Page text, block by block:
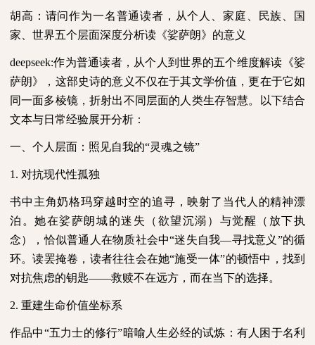
胡高：请问作为一名普通读者，从个人、家庭、民族、国
家、世界五个层面深度分析读《娑萨朗》的意义
deepseek:作为普通读者，从个人到世界的五个维度解读《娑
萨朗》，这部史诗的意义不仅在于其文学价值，更在于它如
同一面多棱镜，折射出不同层面的人类生存智慧。以下结合
文本与日常经验展开分析：
一、个人层面：照见自我的“灵魂之镜”
1. 对抗现代性孤独
书中主角奶格玛穿越时空的追寻，映射了当代人的精神漂
泊。她在娑萨朗城的迷失（欲望沉溺）与觉醒（放下执
念），恰似普通人在物质社会中“迷失自我—寻找意义”的循
环。读罢掩卷，读者往往会在她“施受一体”的顿悟中，找到
对抗焦虑的钥匙——救赎不在远方，而在当下的选择。
2. 重建生命价值坐标系
作品中“五力士的修行”暗喻人生必经的试炼：有人困于名利